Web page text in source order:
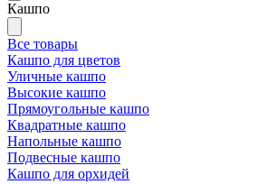
Кашпо
Все товары
Кашпо для цветов
Уличные кашпо
Высокие кашпо
Прямоугольные кашпо
Квадратные кашпо
Напольные кашпо
Подвесные кашпо
Кашпо для орхидей